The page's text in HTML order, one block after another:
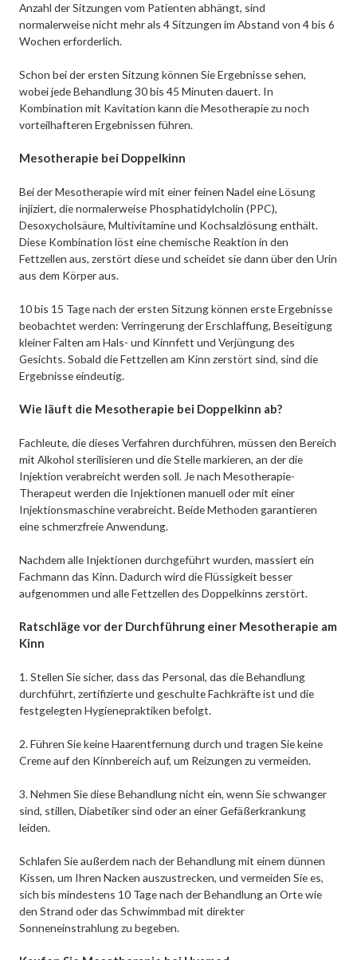
Anzahl der Sitzungen vom Patienten abhängt, sind
normalerweise nicht mehr als 4 Sitzungen im Abstand von 4 bis 6
Wochen erforderlich.
Schon bei der ersten Sitzung können Sie Ergebnisse sehen,
wobei jede Behandlung 30 bis 45 Minuten dauert. In
Kombination mit Kavitation kann die Mesotherapie zu noch
vorteilhafteren Ergebnissen führen.
Mesotherapie bei Doppelkinn
Bei der Mesotherapie wird mit einer feinen Nadel eine Lösung
injiziert, die normalerweise Phosphatidylcholin (PPC),
Desoxycholsäure, Multivitamine und Kochsalzlösung enthält.
Diese Kombination löst eine chemische Reaktion in den
Fettzellen aus, zerstört diese und scheidet sie dann über den Urin
aus dem Körper aus.
10 bis 15 Tage nach der ersten Sitzung können erste Ergebnisse
beobachtet werden: Verringerung der Erschlaffung, Beseitigung
kleiner Falten am Hals- und Kinnfett und Verjüngung des
Gesichts. Sobald die Fettzellen am Kinn zerstört sind, sind die
Ergebnisse eindeutig.
Wie läuft die Mesotherapie bei Doppelkinn ab?
Fachleute, die dieses Verfahren durchführen, müssen den Bereich
mit Alkohol sterilisieren und die Stelle markieren, an der die
Injektion verabreicht werden soll. Je nach Mesotherapie-
Therapeut werden die Injektionen manuell oder mit einer
Injektionsmaschine verabreicht. Beide Methoden garantieren
eine schmerzfreie Anwendung.
Nachdem alle Injektionen durchgeführt wurden, massiert ein
Fachmann das Kinn. Dadurch wird die Flüssigkeit besser
aufgenommen und alle Fettzellen des Doppelkinns zerstört.
Ratschläge vor der Durchführung einer Mesotherapie am
Kinn
1. Stellen Sie sicher, dass das Personal, das die Behandlung
durchführt, zertifizierte und geschulte Fachkräfte ist und die
festgelegten Hygienepraktiken befolgt.
2. Führen Sie keine Haarentfernung durch und tragen Sie keine
Creme auf den Kinnbereich auf, um Reizungen zu vermeiden.
3. Nehmen Sie diese Behandlung nicht ein, wenn Sie schwanger
sind, stillen, Diabetiker sind oder an einer Gefäßerkrankung
leiden.
Schlafen Sie außerdem nach der Behandlung mit einem dünnen
Kissen, um Ihren Nacken auszustrecken, und vermeiden Sie es,
sich bis mindestens 10 Tage nach der Behandlung an Orte wie
den Strand oder das Schwimmbad mit direkter
Sonneneinstrahlung zu begeben.